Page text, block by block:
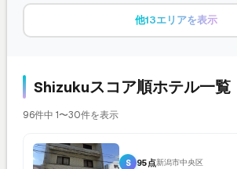
他13エリアを表示
Shizukuスコア順ホテル一覧
96件中 1〜30件を表示
S 95点新潟市中央区